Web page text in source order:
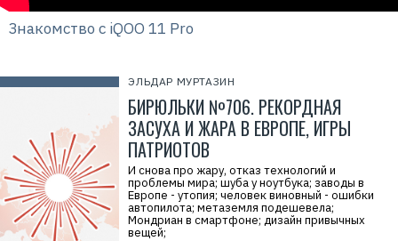
ЭЛЬДАР МУРТАЗИН
БИРЮЛЬКИ №706. РЕКОРДНАЯ
ЗАСУХА И ЖАРА В ЕВРОПЕ, ИГРЫ
ПАТРИОТОВ
И снова про жару, отказ технологий и
проблемы мира; шуба у ноутбука; заводы в
Европе - утопия; человек виновный - ошибки
автопилота; метаземля подешевела;
Мондриан в смартфоне; дизайн привычных
вещей;
Знакомство с iQOO 11 Pro